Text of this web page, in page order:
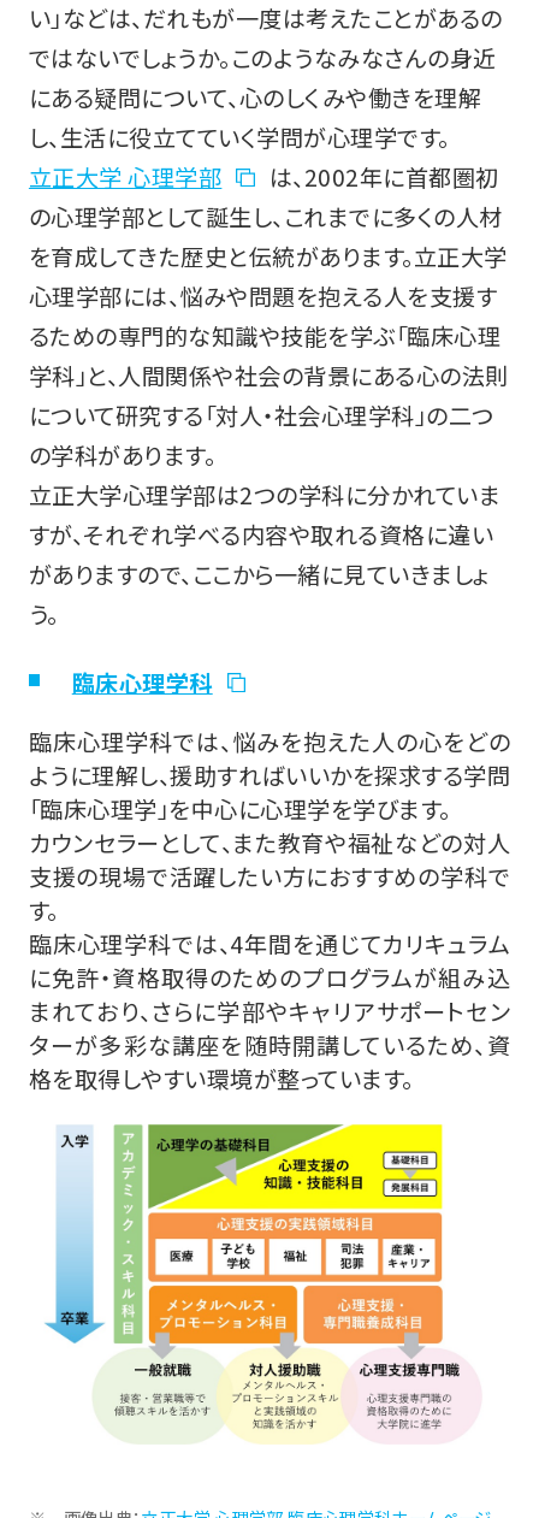
い」などは、だれもが一度は考えたことがあるの
ではないでしょうか。このようなみなさんの身近
にある疑問について、心のしくみや働きを理解
し、生活に役立てていく学問が心理学です。
立正大学 心理学部
は、2002年に首都圏初
の心理学部として誕生し、これまでに多くの人材
を育成してきた歴史と伝統があります。立正大学
心理学部には、悩みや問題を抱える人を支援す
るための専門的な知識や技能を学ぶ「臨床心理
学科」と、人間関係や社会の背景にある心の法則
について研究する「対人・社会心理学科」の二つ
の学科があります。
立正大学心理学部は2つの学科に分かれていま
すが、それぞれ学べる内容や取れる資格に違い
がありますので、ここから一緒に見ていきましょ
う。
臨床心理学科
臨床心理学科では、悩みを抱えた人の心をどの
ように理解し、援助すればいいかを探求する学問
「臨床心理学」を中心に心理学を学びます。
カウンセラーとして、また教育や福祉などの対人
支援の現場で活躍したい方におすすめの学科で
す。
臨床心理学科では、4年間を通じてカリキュラム
に免許・資格取得のためのプログラムが組み込
まれており、さらに学部やキャリアサポートセン
ターが多彩な講座を随時開講しているため、資
格を取得しやすい環境が整っています。